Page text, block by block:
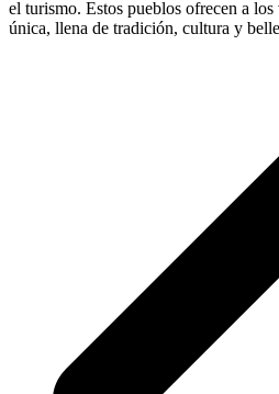
el turismo. Estos pueblos ofrecen a
única, llena de tradición, cultura y